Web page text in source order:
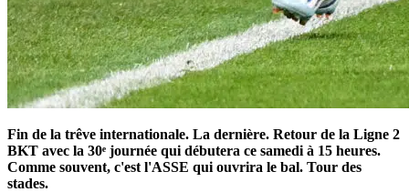
Fin de la trêve internationale. La dernière. Retour de la Ligne 2
BKT avec la 30ᵉ journée qui débutera ce samedi à 15 heures.
Comme souvent, c'est l'ASSE qui ouvrira le bal. Tour des
stades.